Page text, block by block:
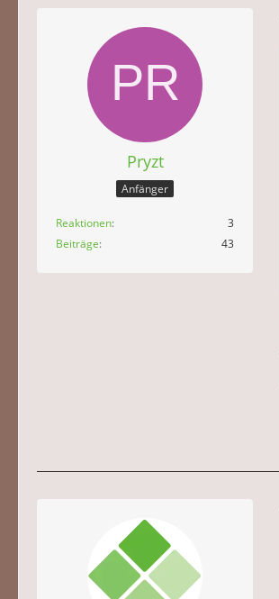
Pryzt
Anfänger
Reaktionen
3
Beiträge
43